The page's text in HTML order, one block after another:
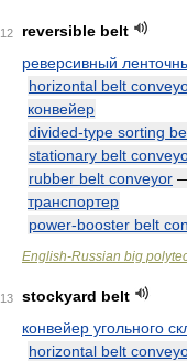
12
reversible belt
реверсивный
horizontal belt
конвейер
divided-type sorting
stationary belt
rubber belt conveyor
транспортер
power-booster belt
English-Russian big
13
stockyard belt
конвейер угольного
horizontal belt